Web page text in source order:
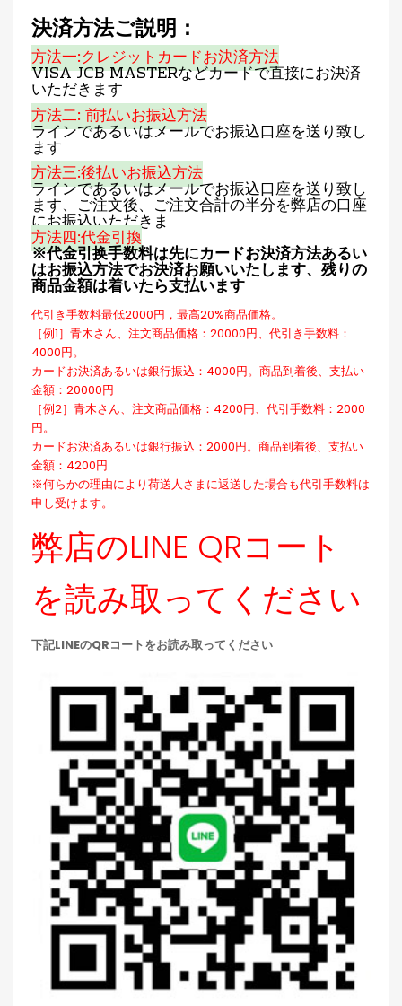
決済方法ご説明：
方法一:クレジットカードお決済方法
VISA JCB MASTERなどカードで直接にお決済
いただきます
方法二: 前払いお振込方法
ラインであるいはメールでお振込口座を送り致し
ます
方法三:後払いお振込方法
ラインであるいはメールでお振込口座を送り致し
ます、ご注文後、ご注文合計の半分を弊店の口座
にお振込いただきま
方法四:代金引換
※代金引换手数料は先にカードお決済方法あるい
はお振込方法でお決済お願いいたします、残りの
商品金額は着いたら支払います
代引き手数料最低2000円，最高20%商品価格。
［例1］青木さん、注文商品価格：20000円、代引き手数料：
4000円。
カードお決済あるいは銀行振込：4000円。商品到着後、支払い
金額：20000円
［例2］青木さん、注文商品価格：4200円、代引手数料：2000
円。
カードお決済あるいは銀行振込：2000円。商品到着後、支払い
金額：4200円
※何らかの理由により荷送人さまに返送した場合も代引手数料は
申し受けます。
弊店のLINE QRコート
を読み取ってください
下記LINEのQRコートをお読み取ってください